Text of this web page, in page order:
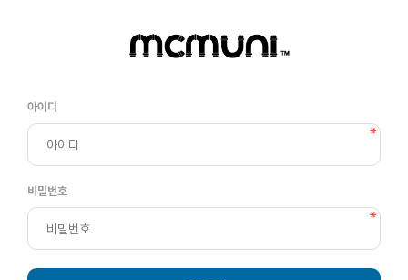
아이디
비밀번호